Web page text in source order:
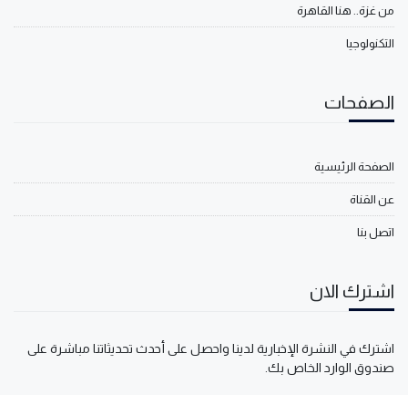
من غزة.. هنا القاهرة
التكنولوجيا
الصفحات
الصفحة الرئيسية
عن القناة
اتصل بنا
اشترك الان
اشترك في النشرة الإخبارية لدينا واحصل على أحدث تحديثاتنا مباشرة على
صندوق الوارد الخاص بك.